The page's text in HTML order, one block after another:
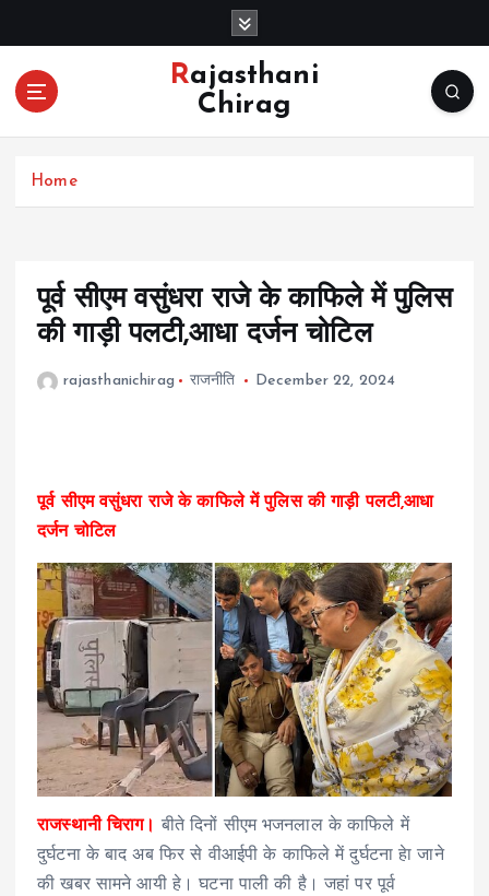
o
Rajasthani
Chirag
Home
पूर्व सीएम वसुंधरा राजे के काफिले में पुलिस
की गाड़ी पलटी,आधा दर्जन चोटिल
rajasthanichirag राजनीति December 22, 2024
पूर्व सीएम वसुंधरा राजे के काफिले में पुलिस की गाड़ी पलटी,आधा
दर्जन चोटिल
राजस्थानी चिराग।
बीते दिनों सीएम भजनलाल के काफिले में
दुर्घटना के बाद अब फिर से वीआईपी के काफिले में दुर्घटना हेा जाने
की खबर सामने आयी हे। घटना पाली की है। जहां पर पूर्व